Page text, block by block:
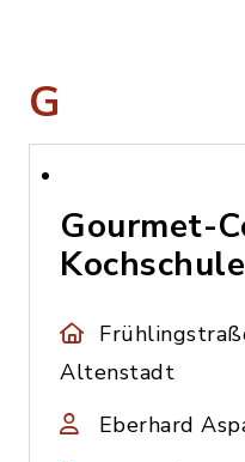
G
Gourmet-
Kochschule
Altenstadt
Eberhard